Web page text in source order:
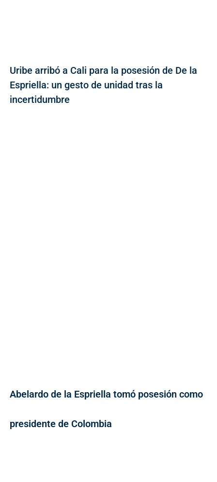
Uribe arribó a Cali para la posesión de De la
Espriella: un gesto de unidad tras la
incertidumbre
Abelardo de la Espriella tomó posesión como
presidente de Colombia